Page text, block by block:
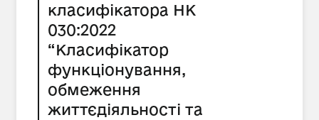
класифікатора НК
030:2022
“Класифікатор
функціонування,
обмеження
життєдіяльності та